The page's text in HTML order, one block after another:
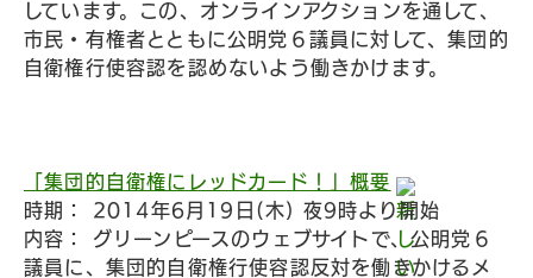
しています。この、オンラインアクションを通して、
市民・有権者とともに公明党６議員に対して、集団的
自衛権行使容認を認めないよう働きかけます。
「集団的自衛権にレッドカード！」概要
時期： 2014年6月19日(木) 夜9時より開始
内容： グリーンピースのウェブサイトで、公明党６
議員に、集団的自衛権行使容認反対を働きかけるメ